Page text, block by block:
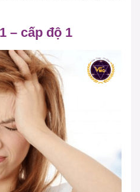
– cấp độ 1